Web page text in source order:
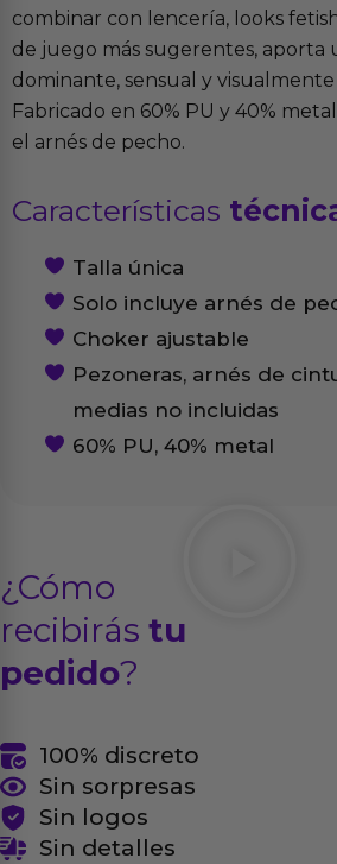
combinar con lencería, looks
de juego más sugerentes, aporta
dominante, sensual y
Fabricado en 60% PU y 40%
el arnés de pecho.
Características
Talla única
Solo incluye arnés de
Choker ajustable
Pezoneras, arnés de
medias no incluidas
60% PU, 40% metal
¿Cómo
recibirás tu
pedido?
100% discreto
Sin sorpresas
Sin logos
Sin detalles